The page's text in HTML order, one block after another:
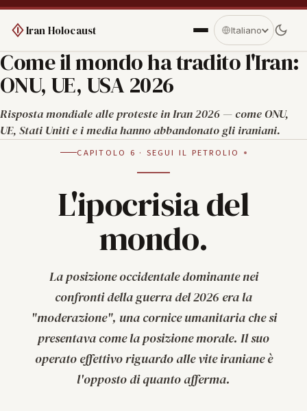
Iran Holocaust Italiano
Come il mondo ha tradito l'Iran:
ONU, UE, USA 2026
Risposta mondiale alle proteste in Iran 2026 — come ONU,
UE, Stati Uniti e i media hanno abbandonato gli iraniani.
CAPITOLO 6 · SEGUI IL PETROLIO
L'ipocrisia del
mondo.
La posizione occidentale dominante nei
confronti della guerra del 2026 era la
"moderazione", una cornice umanitaria che si
presentava come la posizione morale. Il suo
operato effettivo riguardo alle vite iraniane è
l'opposto di quanto afferma.